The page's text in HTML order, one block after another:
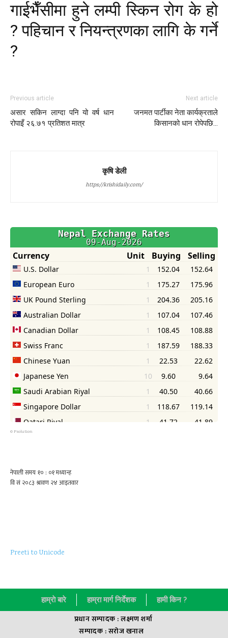
गाईभैँसीमा हुने लम्पी स्किन रोग के हो
? पहिचान र नियन्त्रणका लागि के गर्ने
?
Previous article
असार सकिन लाग्दा पनि यो वर्ष धान
रोपाइँ २६.७१ प्रतिशत मात्र
Next article
जनमत पार्टीका नेता कार्यक्रताले
किसानको धान रोपेपछि…
कृषि डेली
https://krishidaily.com/
© Psolution
Preeti to Unicode
हाम्राे बारे हाम्रा मार्ग निर्देशक हामी किन ?
प्रधान सम्पादक : लक्ष्मण शर्मा
सम्पादक : सराेज खनाल